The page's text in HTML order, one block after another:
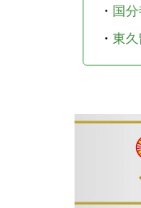
・ 国
・ 東